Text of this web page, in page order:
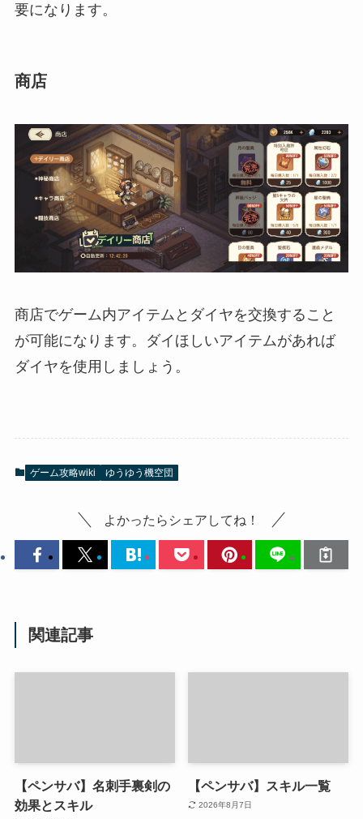
要になります。
商店
商店でゲーム内アイテムとダイヤを交換すること
が可能になります。ダイほしいアイテムがあれば
ダイヤを使用しましょう。
ゲーム攻略wiki ゆうゆう機空団
よかったらシェアしてね！
関連記事
【ペンサバ】名刺手裏剣の
効果とスキル
【ペンサバ】スキル一覧
2026年8月7日